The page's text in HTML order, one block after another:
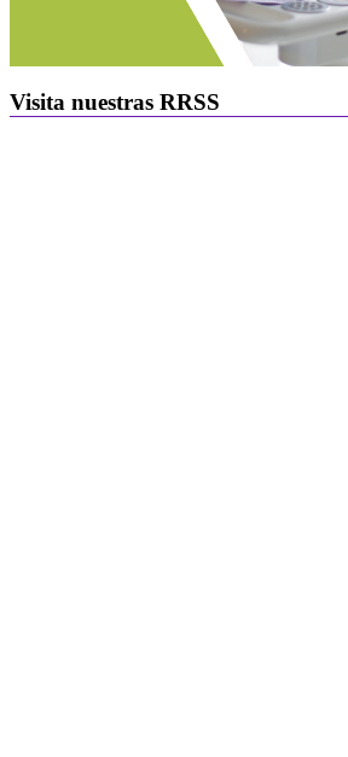
Visita nuestras RRSS